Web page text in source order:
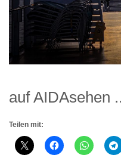
auf AIDAsehen
Teilen mit: